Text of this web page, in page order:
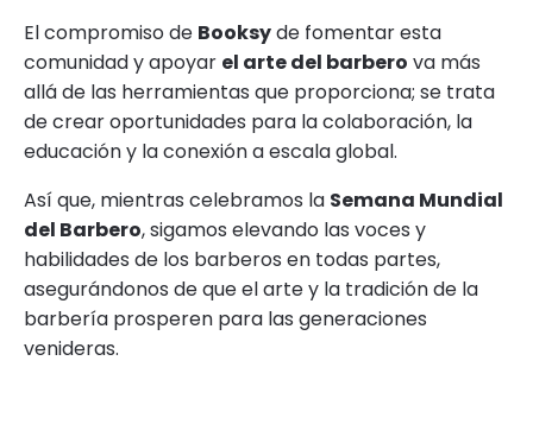
El compromiso de Booksyde fomentar esta
comunidad y apoyar el arte del barbero va más
allá de las herramientas que proporciona; se trata
de crear oportunidades para la colaboración, la
educación y la conexión a escala global.
Así que, mientras celebramos la Semana Mundial
del Barbero, sigamos elevando las voces y
habilidades de los barberos en todas partes,
asegurándonos de que el arte y la tradición de la
barbería prosperen para las generaciones
venideras.